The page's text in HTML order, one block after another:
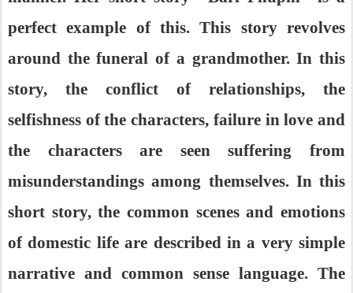
perfect example of this. This story revolves
around the funeral of a grandmother. In this
story, the conflict of relationships, the
selfishness of the characters, failure in love and
the characters are seen suffering from
misunderstandings among themselves. In this
short story, the common scenes and emotions
of domestic life are described in a very simple
narrative and common sense language. The